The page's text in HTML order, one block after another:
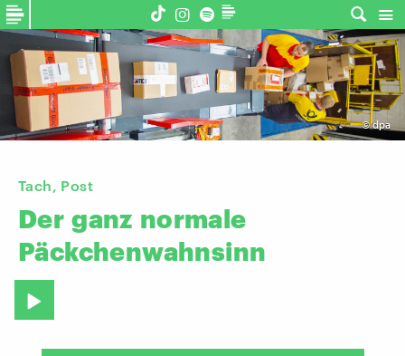
©dpa
Tach, Post
Der ganz normale
Päckchenwahnsinn